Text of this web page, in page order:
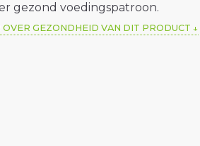
gezond voedingspatroon.
OVER GEZONDHEID VAN DIT PRODUCT